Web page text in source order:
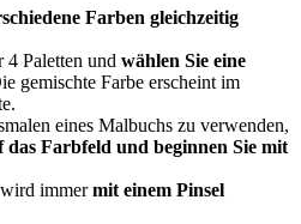
Farben gleichzeitig
4 Paletten und wählen Sie eine
gemischte Farbe erscheint im
eines Malbuchs zu verwenden,
das Farbfeld und beginnen Sie mit
immermit einem Pinsel